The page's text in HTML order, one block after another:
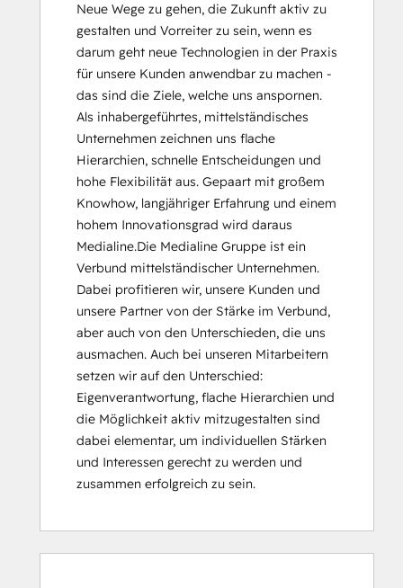
Neue Wege zu gehen, die Zukunft aktiv zu
gestalten und Vorreiter zu sein, wenn es
darum geht neue Technologien in der Praxis
für unsere Kunden anwendbar zu machen -
das sind die Ziele, welche uns anspornen.
Als inhabergeführtes, mittelständisches
Unternehmen zeichnen uns flache
Hierarchien, schnelle Entscheidungen und
hohe Flexibilität aus. Gepaart mit großem
Knowhow, langjähriger Erfahrung und einem
hohem Innovationsgrad wird daraus
Medialine.Die Medialine Gruppe ist ein
Verbund mittelständischer Unternehmen.
Dabei profitieren wir, unsere Kunden und
unsere Partner von der Stärke im Verbund,
aber auch von den Unterschieden, die uns
ausmachen. Auch bei unseren Mitarbeitern
setzen wir auf den Unterschied:
Eigenverantwortung, flache Hierarchien und
die Möglichkeit aktiv mitzugestalten sind
dabei elementar, um individuellen Stärken
und Interessen gerecht zu werden und
zusammen erfolgreich zu sein.